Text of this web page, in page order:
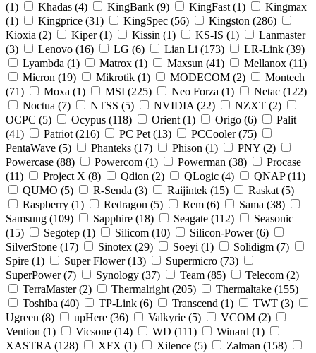
(1) Khadas (4) KingBank (9) KingFast (1)
Kingmax
(1) Kingprice (31) KingSpec (56) Kingston (286)
Kioxia (2) Kiper (1) Kissin (1) KS-IS (1)
Lanmaster
(3) Lenovo (16) LG (6) Lian Li (173) LR-Link (39)
Lyambda (1) Matrox (1) Maxsun (41) Mellanox (11)
Micron (19) Mikrotik (1) MODECOM (2)
Montech
(71) Moxa (1) MSI (225) Neo Forza (1) Netac (122)
Noctua (7) NTSS (5) NVIDIA (22) NZXT (2)
OCPC (5) Ocypus (118) Orient (1) Origo (6)
Palit
(41) Patriot (216) PC Pet (13) PCCooler (75)
PentaWave (5) Phanteks (17) Phison (1) PNY (2)
Powercase (88) Powercom (1) Powerman (38)
Procase
(11) Project X (8) Qdion (2) QLogic (4) QNAP (11)
QUMO (5) R-Senda (3) Raijintek (15) Raskat (5)
Raspberry (1) Redragon (5) Rem (6) Sama (38)
Samsung (109) Sapphire (18) Seagate (112)
Seasonic
(15) Segotep (1) Silicom (10) Silicon-Power (6)
SilverStone (17) Sinotex (29) Soeyi (1) Solidigm (7)
Spire (1) Super Flower (13) Supermicro (73)
SuperPower (7) Synology (37) Team (85) Telecom (2)
TerraMaster (2) Thermalright (205) Thermaltake (155)
Toshiba (40) TP-Link (6) Transcend (1) TWT (3)
Ugreen (8) upHere (36) Valkyrie (5) VCOM (2)
Vention (1) Vicsone (14) WD (111) Winard (1)
XASTRA (128) XFX (1) Xilence (5) Zalman (158)